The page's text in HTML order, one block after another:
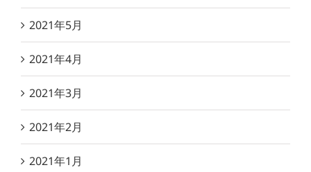
2021年5月
2021年4月
2021年3月
2021年2月
2021年1月